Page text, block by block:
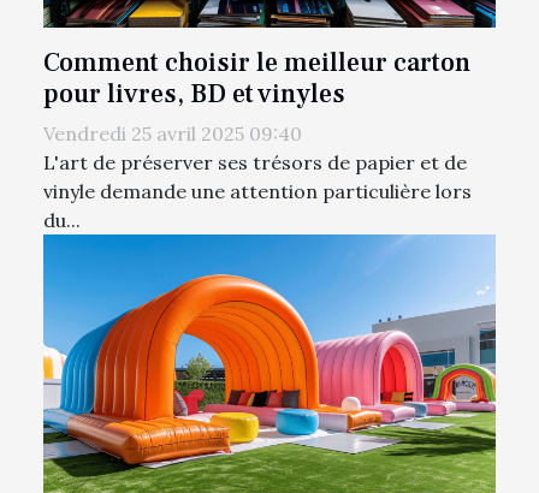
Comment choisir le meilleur carton
pour livres, BD et vinyles
Vendredi 25 avril 2025 09:40
L'art de préserver ses trésors de papier et de
vinyle demande une attention particulière lors
du...